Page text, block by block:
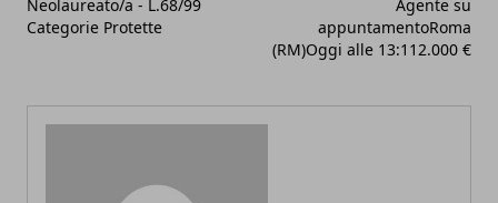
Neolaureato/a - L.68/99
Categorie Protette
Agente su
appuntamentoRoma
(RM)Oggi alle 13:112.000 €